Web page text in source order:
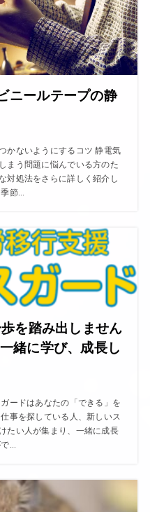
ニールテープの静
かないようにするコツ 静電気
まう問題に悩んでいる方のた
対処法をさらに詳しく紹介し
節...
を踏み出しません
緒に学び、成長し
ードはあなたの「できる」を
事を探している人、新しいス
たい人が集まり、一緒に成長
...